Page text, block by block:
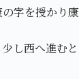
字を授かり
し西へ進む